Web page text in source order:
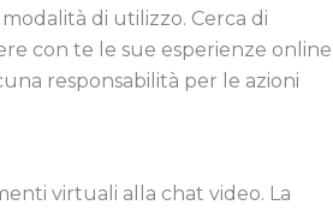
di utilizzo. Cerca di
con te le sue esperienze online
responsabilità per le azioni
virtuali alla chat video. La